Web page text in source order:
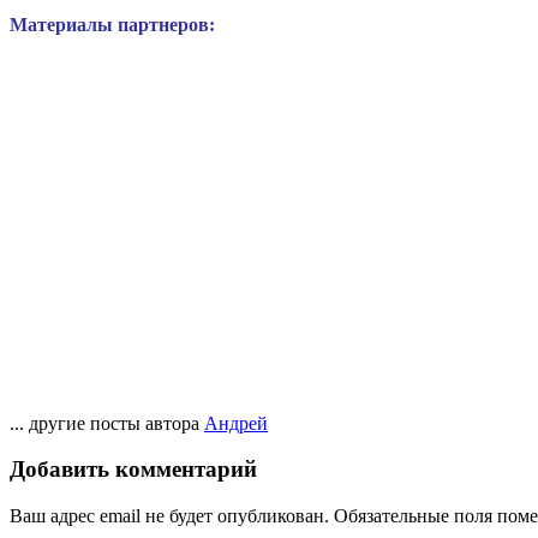
Материалы партнеров:
... другие посты автора Андрей
Добавить комментарий
Ваш адрес email не будет опубликован. Обязательные поля